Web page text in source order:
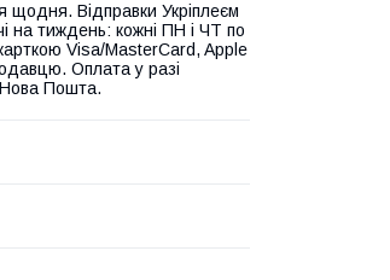
Відправки Укріплеєм
на тиждень: кожні ПН і ЧТ по
Visa/MasterCard, Apple
Оплата у разі
Пошта.